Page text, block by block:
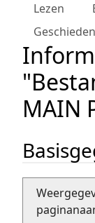
Lezen
MAIN